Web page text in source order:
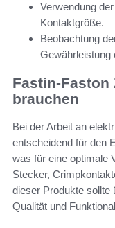
Verwendung
Kontaktgröße.
Beobachtung
Gewährleistung
Fastin-Faston
brauchen
Bei der Arbeit an
entscheidend für den
was für eine optimale
Stecker,
dieser Produkte sollte
Qualität und